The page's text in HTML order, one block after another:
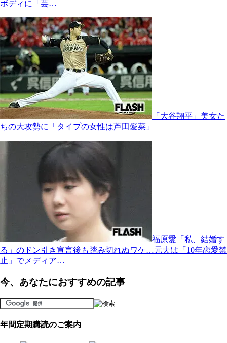
ボディに「芸…
「大谷翔平」美女た
ちの大攻勢に「タイプの女性は芦田愛菜」
福原愛「私、結婚す
る」のドン引き宣言後も踏み切れぬワケ…元夫は「10年恋愛禁
止」でメディア…
今、あなたにおすすめの記事
年間定期購読のご案内